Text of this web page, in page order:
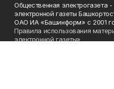
Общественная электрогазета
электронной газеты
ОАО ИА «Башинформ» с 2001
Правила использования
электронной газеты»